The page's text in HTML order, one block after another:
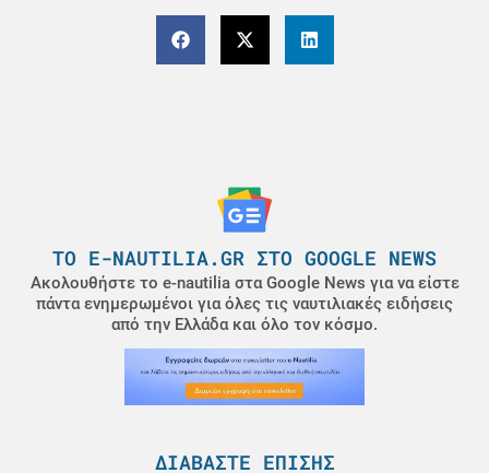
ΤΟ E-NAUTILIA.GR ΣΤΟ GOOGLE NEWS
Ακολουθήστε το e-nautilia στα Google News για να είστε
πάντα ενημερωμένοι για όλες τις ναυτιλιακές ειδήσεις
από την Ελλάδα και όλο τον κόσμο.
ΔΙΑΒΆΣΤΕ ΕΠΊΣΗΣ